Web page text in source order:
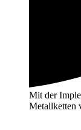
Mit der
Metallketten